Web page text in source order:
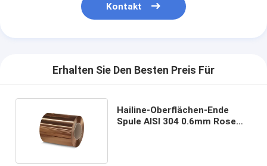
Kontakt
Erhalten Sie Den Besten Preis Für
Hailine-Oberflächen-Ende
Spule AISI 304 0.6mm Rose